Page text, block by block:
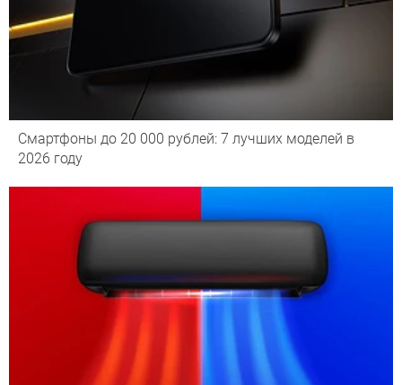
Смартфоны до 20 000 рублей: 7 лучших моделей в
2026 году